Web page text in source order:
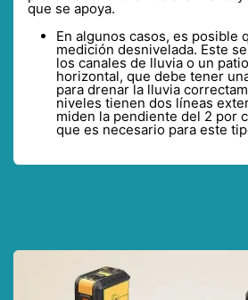
que se apoya.
En algunos casos, es posible
medición desnivelada. Este
los canales de lluvia o un
horizontal, que debe tener
para drenar la lluvia
niveles tienen dos líneas
miden la pendiente del 2 por
que es necesario para este